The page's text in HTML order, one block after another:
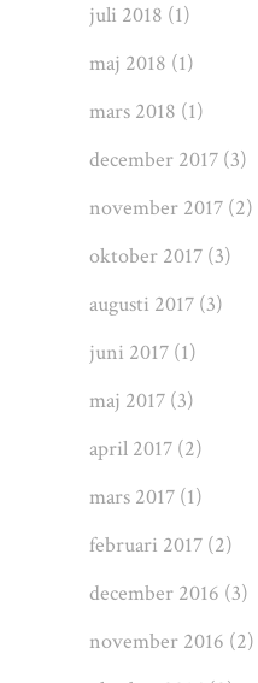
juli 2018 (1)
maj 2018 (1)
mars 2018 (1)
december 2017 (3)
november 2017 (2)
oktober 2017 (3)
augusti 2017 (3)
juni 2017 (1)
maj 2017 (3)
april 2017 (2)
mars 2017 (1)
februari 2017 (2)
december 2016 (3)
november 2016 (2)